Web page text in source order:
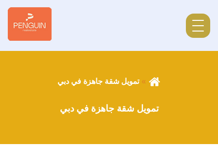
تمويل شقة جاهزة في دبي
تمويل شقة جاهزة في دبي